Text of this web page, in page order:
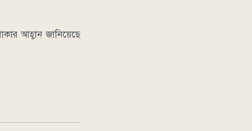
আহ্বান জানিয়েছে